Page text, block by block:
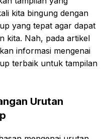
kita bingung dengan
yang tepat agar dapat
kita. Nah, pada artikel
informasi mengenai
terbaik untuk tampilan
Urutan